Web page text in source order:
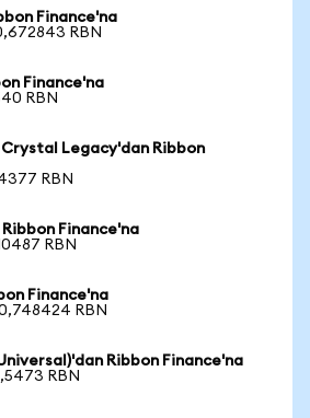
Finance'na
RBN
Finance'na
RBN
Legacy'dan Ribbon
RBN
Finance'na
RBN
Finance'na
RBN
Ribbon Finance'na
RBN